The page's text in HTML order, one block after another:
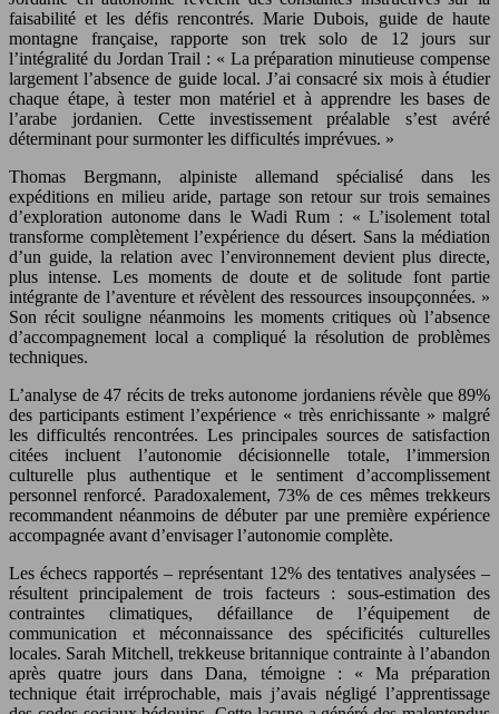
faisabilité et les défis rencontrés. Marie Dubois, guide de haute
montagne française, rapporte son trek solo de 12 jours sur
l’intégralité du Jordan Trail : « La préparation minutieuse compense
largement l’absence de guide local. J’ai consacré six mois à étudier
chaque étape, à tester mon matériel et à apprendre les bases de
l’arabe jordanien. Cette investissement préalable s’est avéré
déterminant pour surmonter les difficultés imprévues. »
Thomas Bergmann, alpiniste allemand spécialisé dans les
expéditions en milieu aride, partage son retour sur trois semaines
d’exploration autonome dans le Wadi Rum : « L’isolement total
transforme complètement l’expérience du désert. Sans la médiation
d’un guide, la relation avec l’environnement devient plus directe,
plus intense. Les moments de doute et de solitude font partie
intégrante de l’aventure et révèlent des ressources insoupçonnées. »
Son récit souligne néanmoins les moments critiques où l’absence
d’accompagnement local a compliqué la résolution de problèmes
techniques.
L’analyse de 47 récits de treks autonome jordaniens révèle que 89%
des participants estiment l’expérience « très enrichissante » malgré
les difficultés rencontrées. Les principales sources de satisfaction
citées incluent l’autonomie décisionnelle totale, l’immersion
culturelle plus authentique et le sentiment d’accomplissement
personnel renforcé. Paradoxalement, 73% de ces mêmes trekkeurs
recommandent néanmoins de débuter par une première expérience
accompagnée avant d’envisager l’autonomie complète.
Les échecs rapportés – représentant 12% des tentatives analysées –
résultent principalement de trois facteurs : sous-estimation des
contraintes climatiques, défaillance de l’équipement de
communication et méconnaissance des spécificités culturelles
locales. Sarah Mitchell, trekkeuse britannique contrainte à l’abandon
après quatre jours dans Dana, témoigne : « Ma préparation
technique était irréprochable, mais j’avais négligé l’apprentissage